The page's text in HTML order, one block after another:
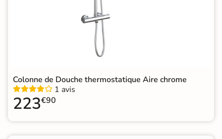
Colonne de Douche thermostatique Aire chrome
1 avis
223€90